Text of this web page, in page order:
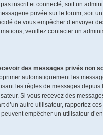
inscrit et connecté, soit un
privée sur le forum, soit
de vous empêcher d’envoyer
veuillez contacter un
des messages privés non
automatiquement les
les règles de messages depuis
Si vous recevez des
d’un autre utilisateur, rapportez
empêcher un utilisateur